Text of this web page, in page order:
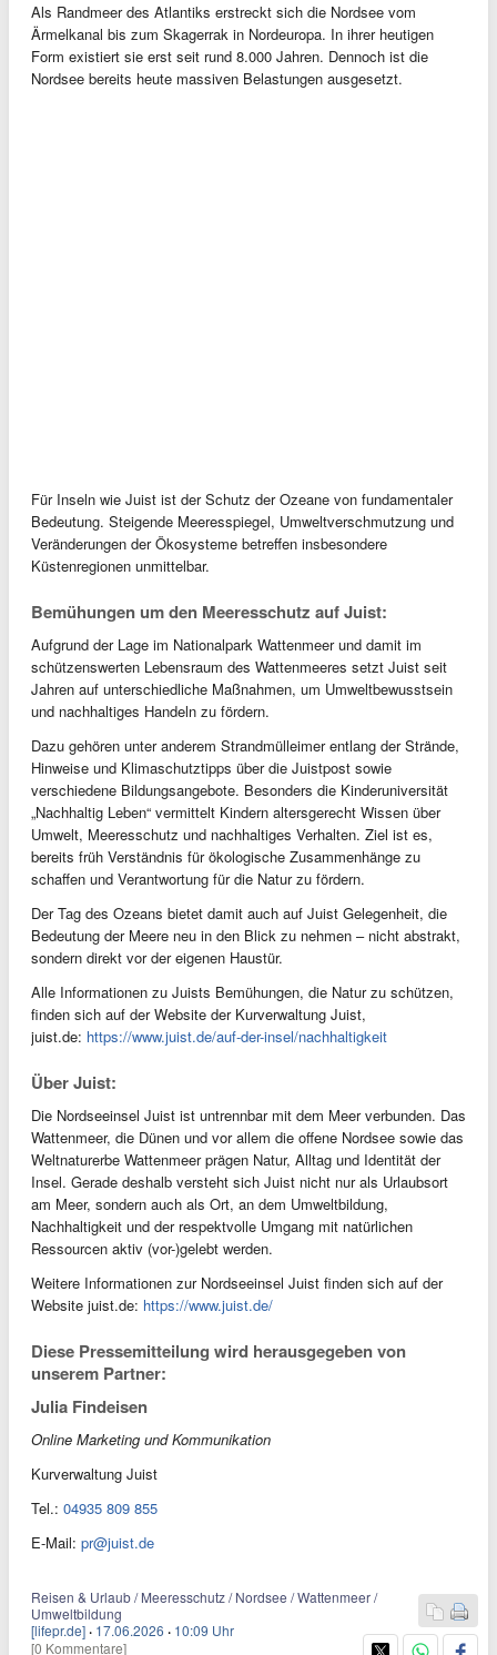
Als Randmeer des Atlantiks erstreckt sich die Nordsee vom
Ärmelkanal bis zum Skagerrak in Nordeuropa. In ihrer heutigen
Form existiert sie erst seit rund 8.000 Jahren. Dennoch ist die
Nordsee bereits heute massiven Belastungen ausgesetzt.
Für Inseln wie Juist ist der Schutz der Ozeane von fundamentaler
Bedeutung. Steigende Meeresspiegel, Umweltverschmutzung und
Veränderungen der Ökosysteme betreffen insbesondere
Küstenregionen unmittelbar.
Bemühungen um den Meeresschutz auf Juist:
Aufgrund der Lage im Nationalpark Wattenmeer und damit im
schützenswerten Lebensraum des Wattenmeeres setzt Juist seit
Jahren auf unterschiedliche Maßnahmen, um Umweltbewusstsein
und nachhaltiges Handeln zu fördern.
Dazu gehören unter anderem Strandmülleimer entlang der Strände,
Hinweise und Klimaschutztipps über die Juistpost sowie
verschiedene Bildungsangebote. Besonders die Kinderuniversität
„Nachhaltig Leben“ vermittelt Kindern altersgerecht Wissen über
Umwelt, Meeresschutz und nachhaltiges Verhalten. Ziel ist es,
bereits früh Verständnis für ökologische Zusammenhänge zu
schaffen und Verantwortung für die Natur zu fördern.
Der Tag des Ozeans bietet damit auch auf Juist Gelegenheit, die
Bedeutung der Meere neu in den Blick zu nehmen – nicht abstrakt,
sondern direkt vor der eigenen Haustür.
Alle Informationen zu Juists Bemühungen, die Natur zu schützen,
finden sich auf der Website der Kurverwaltung Juist,
juist.de: https://www.juist.de/auf-der-insel/nachhaltigkeit
Über Juist:
Die Nordseeinsel Juist ist untrennbar mit dem Meer verbunden. Das
Wattenmeer, die Dünen und vor allem die offene Nordsee sowie das
Weltnaturerbe Wattenmeer prägen Natur, Alltag und Identität der
Insel. Gerade deshalb versteht sich Juist nicht nur als Urlaubsort
am Meer, sondern auch als Ort, an dem Umweltbildung,
Nachhaltigkeit und der respektvolle Umgang mit natürlichen
Ressourcen aktiv (vor-)gelebt werden.
Weitere Informationen zur Nordseeinsel Juist finden sich auf der
Website juist.de: https://www.juist.de/
Diese Pressemitteilung wird herausgegeben von
unserem Partner:
Julia Findeisen
Online Marketing und Kommunikation
Kurverwaltung Juist
Tel.: 04935 809 855
E-Mail: pr@juist.de
Reisen & Urlaub / Meeresschutz / Nordsee / Wattenmeer /
Umweltbildung
[lifepr.de] · 17.06.2026 · 10:09 Uhr
[0 Kommentare]